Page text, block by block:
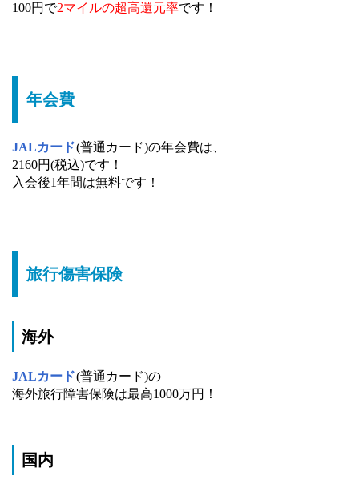
100円で2マイルの超高還元率です！
年会費
JALカード(普通カード)の年会費は、
2160円(税込)です！
入会後1年間は無料です！
旅行傷害保険
海外
JALカード(普通カード)の
海外旅行障害保険は最高1000万円！
国内